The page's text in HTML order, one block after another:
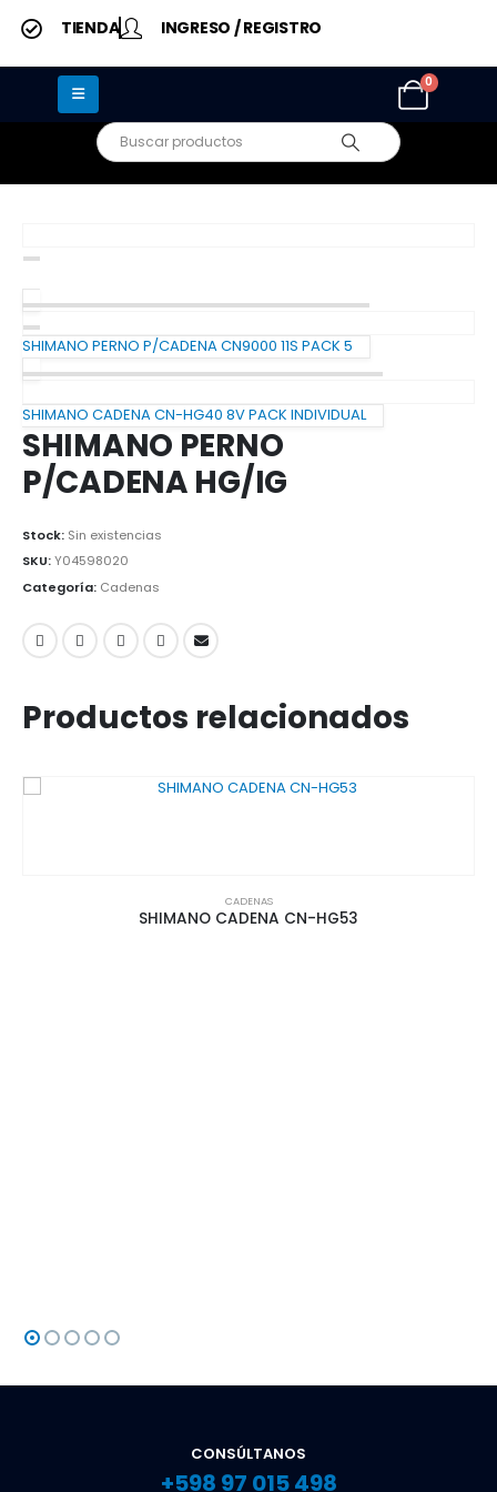
TIENDA INGRESO / REGISTRO
0
SHIMANO PERNO P/CADENA CN9000 11S PACK 5
SHIMANO CADENA CN-HG40 8V PACK INDIVIDUAL
SHIMANO PERNO
P/CADENA HG/IG
Stock: Sin existencias
SKU:Y04598020
Categoría: Cadenas
Productos relacionados
CADENAS
SHIMANO CADENA CN-HG53
CONSÚLTANOS
+598 97 015 498